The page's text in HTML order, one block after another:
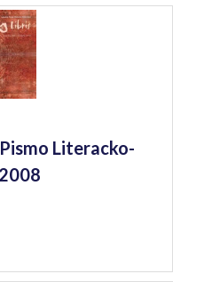
Literacko-